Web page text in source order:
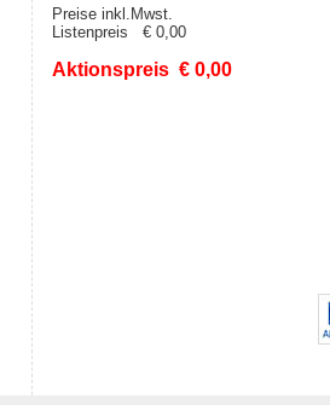
Preise inkl.Mwst.
Listenpreis € 0,00
Aktionspreis € 0,00